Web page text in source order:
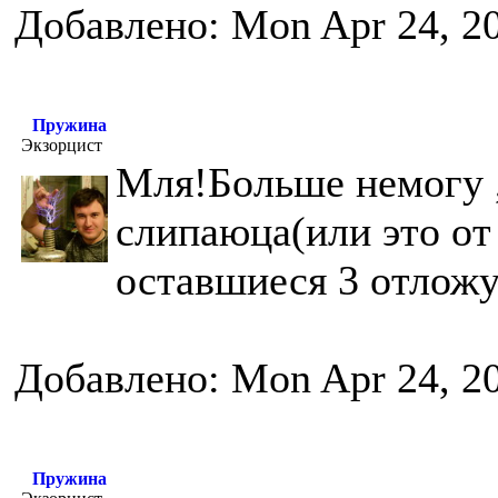
Добавлено: Mon Apr 24,
Пружина
Экзорцист
Мля!Больше немогу
слипаюца(или это
оставшиеся 3
Добавлено: Mon Apr 24,
Пружина